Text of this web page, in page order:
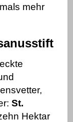
mehr
St.
Hektar